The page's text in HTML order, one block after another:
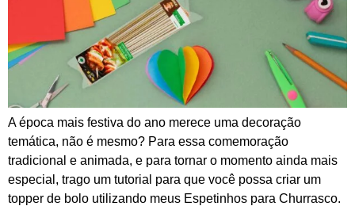
A época mais festiva do ano merece uma decoração
temática, não é mesmo? Para essa comemoração
tradicional e animada, e para tornar o momento ainda mais
especial, trago um tutorial para que você possa criar um
topper de bolo utilizando meus Espetinhos para Churrasco.